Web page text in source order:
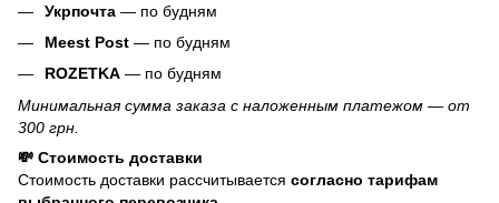
Укрпочта — по будням
Meest Post — по будням
ROZETKA — по будням
Минимальная сумма заказа с наложенным платежом — от
300 грн.
💸 Стоимость доставки
Стоимость доставки рассчитывается согласно тарифам